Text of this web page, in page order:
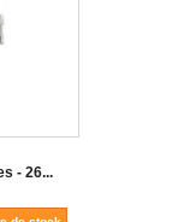
- 26...